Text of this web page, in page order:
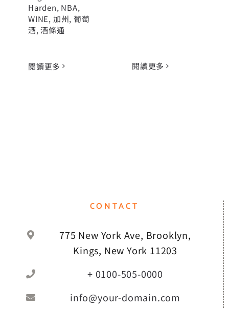
Harden, NBA,
WINE, 加州,葡萄
酒,酒條通
閱讀更多 閱讀更多
CONTACT
775 New York Ave, Brooklyn,
Kings, New York 11203
+ 0100-505-0000
info@your-domain.com